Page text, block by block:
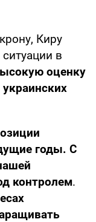
Киру
в
оценку
годы. С
контролем.